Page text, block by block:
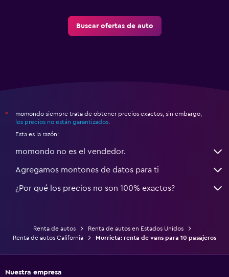
Buscar ofertas de auto
*
momondo siempre trata de obtener precios exactos, sin embargo,
los precios no están garantizados.
Esta es la razón:
momondo no es el vendedor.
Agregamos montones de datos para ti
¿Por qué los precios no son 100% exactos?
Renta de autos
Renta de autos en Estados Unidos
Renta de autos California
Murrieta: renta de vans para 10 pasajeros
Nuestra empresa